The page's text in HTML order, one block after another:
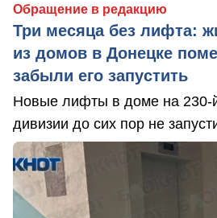
Обращение в редакцию
Три месяца без лифта:
из домов в Донецке
забыли его запустить
Новые лифты в доме на 230-
дивизии до сих пор не